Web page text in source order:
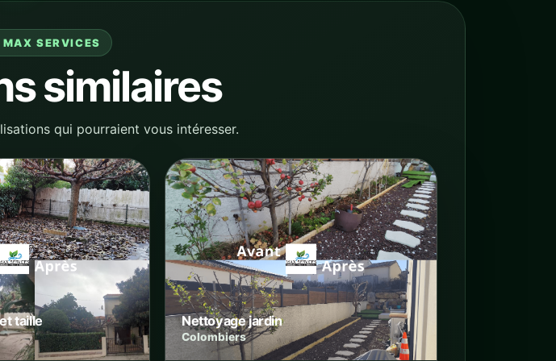
MAX SERVICES
similaires
qui pourraient vous intéresser.
taille Nettoyage jardin
Colombiers